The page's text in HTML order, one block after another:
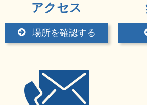
アクセス
場所を確認する